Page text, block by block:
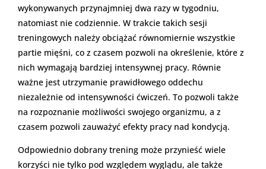
wykonywanych przynajmniej dwa razy w tygodniu,
natomiast nie codziennie. W trakcie takich sesji
treningowych należy obciążać równomiernie wszystkie
partie mięśni, co z czasem pozwoli na określenie, które z
nich wymagają bardziej intensywnej pracy. Równie
ważne jest utrzymanie prawidłowego oddechu
niezależnie od intensywności ćwiczeń. To pozwoli także
na rozpoznanie możliwości swojego organizmu, a z
czasem pozwoli zauważyć efekty pracy nad kondycją.
Odpowiednio dobrany trening może przynieść wiele
korzyści nie tylko pod względem wyglądu, ale także